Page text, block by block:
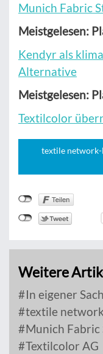
Munich Fabric
Meistgelesen:
Kendyr als
Alternative
Meistgelesen:
Textilcolor
textile
Weitere
In eigener
textile network
Munich Fabric
Textilcolor AG